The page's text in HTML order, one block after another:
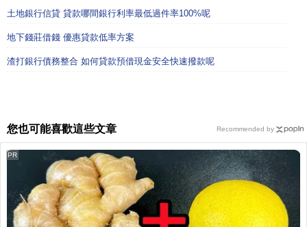
土地銀行信貸 貸款哪間銀行利率最低過件率100%呢
地下錢莊借錢 優惠貸款低率方案
渣打銀行債務整合 如何貸款預借現金安全快速撥款呢
您也可能喜歡這些文章
PR
Recommended by